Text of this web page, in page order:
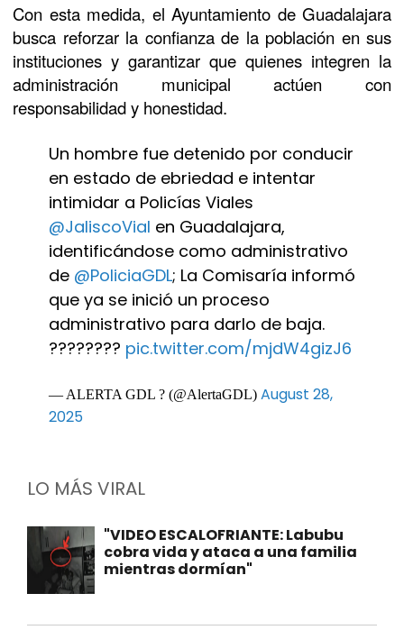
Con esta medida, el Ayuntamiento de Guadalajara
busca reforzar la confianza de la población en sus
instituciones y garantizar que quienes integren la
administración municipal actúen con
responsabilidad y honestidad.
Un hombre fue detenido por conducir
en estado de ebriedad e intentar
intimidar a Policías Viales
@JaliscoVial en Guadalajara,
identificándose como administrativo
de @PoliciaGDL; La Comisaría informó
que ya se inició un proceso
administrativo para darlo de baja.
???????? pic.twitter.com/mjdW4gizJ6
— ALERTA GDL ? (@AlertaGDL) August 28,
2025
LO MÁS VIRAL
"VIDEO ESCALOFRIANTE: Labubu
cobra vida y ataca a una familia
mientras dormían"